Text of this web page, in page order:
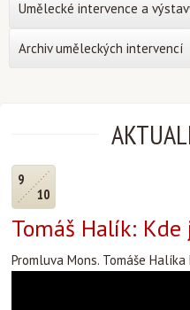
9
10
Tomáš Halík:
Promluva Mons. Tomáše
Umělecké intervence a
Archiv uměleckých intervencí